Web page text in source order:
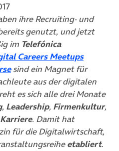
ihre Recruiting- und
genutzt, und jetzt
im Telefónica
Careers Meetups(öffnet
(öffnet in neuem Tab)
sind ein Magnet für
aus der digitalen
es sich alle drei Monate
, Leadership, Firmenkultur,
Karriere. Damit hat
Tab)
für die Digitalwirtschaft,
etabliert.